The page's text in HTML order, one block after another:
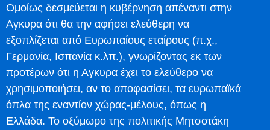
Ομοίως δεσμεύεται η κυβέρνηση απέναντι στην
Αγκυρα ότι θα την αφήσει ελεύθερη να
εξοπλίζεται από Ευρωπαίους εταίρους (π.χ.,
Γερμανία, Ισπανία κ.λπ.), γνωρίζοντας εκ των
προτέρων ότι η Αγκυρα έχει το ελεύθερο να
χρησιμοποιήσει, αν το αποφασίσει, τα ευρωπαϊκά
όπλα της εναντίον χώρας-μέλους, όπως η
Ελλάδα. Το οξύμωρο της πολιτικής Μητσοτάκη